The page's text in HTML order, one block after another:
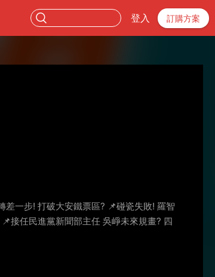
登入 訂購方案
一步! 打破大安鐵票區? 📌碰瓷失敗! 羅智
接任民進黨新聞部主任 吳崢未來規畫? 四